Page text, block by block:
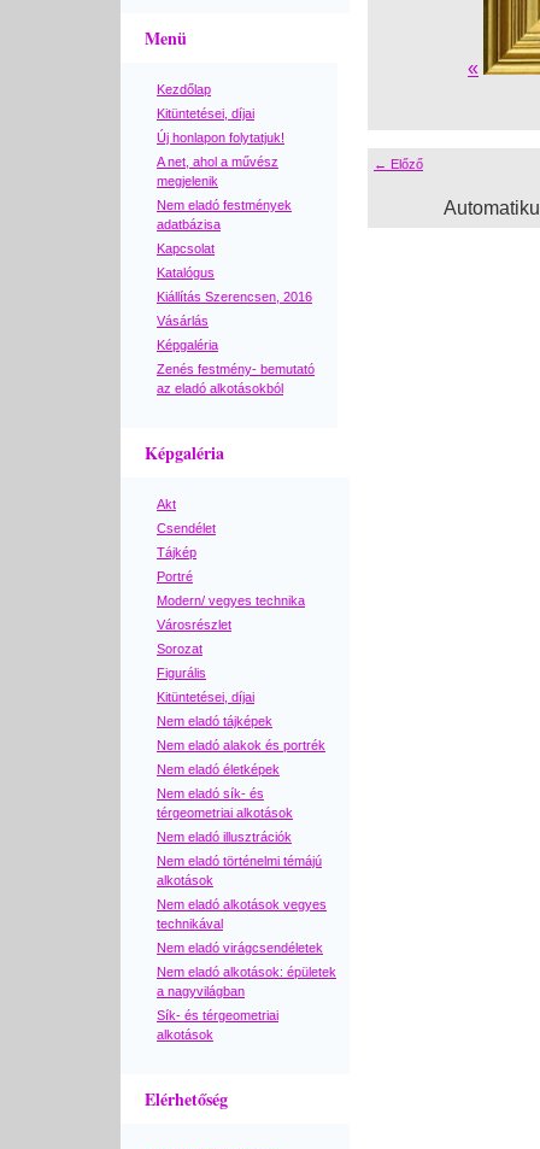
Menü
Kezdőlap
Kitüntetései, díjai
Új honlapon folytatjuk!
A net, ahol a művész
megjelenik
Nem eladó festmények
adatbázisa
Kapcsolat
Katalógus
Kiállítás Szerencsen, 2016
Vásárlás
Képgaléria
Zenés festmény- bemutató
az eladó alkotásokból
Képgaléria
Akt
Csendélet
Tájkép
Portré
Modern/ vegyes technika
Városrészlet
Sorozat
Figurális
Kitüntetései, díjai
Nem eladó tájképek
Nem eladó alakok és portrék
Nem eladó életképek
Nem eladó sík- és
térgeometriai alkotások
Nem eladó illusztrációk
Nem eladó történelmi témájú
alkotások
Nem eladó alkotások vegyes
technikával
Nem eladó virágcsendéletek
Nem eladó alkotások: épületek
a nagyvilágban
Sík- és térgeometriai
alkotások
Elérhetőség
«
← Előző